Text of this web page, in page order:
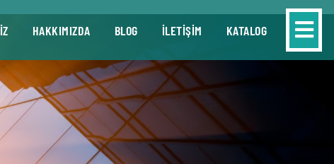
HAKKIMIZDA BLOG İLETİŞİM KATALOG